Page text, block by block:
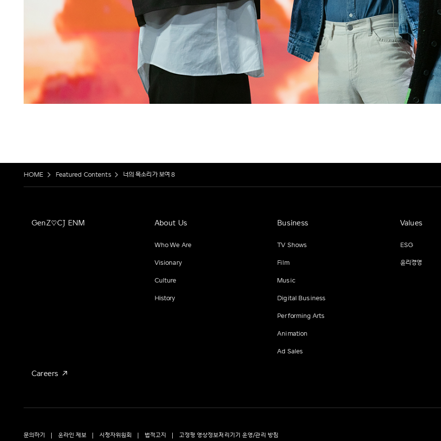
HOME Featured Contents 너의 목소리가 보여 8
GenZ♡CJ ENM About Us
Who We Are
Visionary
Culture
History
Business
TV Shows
Film
Music
Digital Business
Performing Arts
Animation
Ad Sales
Values
ESG
윤리경영
Careers
문의하기 온라인 제보 시청자위원회 법적고지 고정형 영상정보처리기기 운영/관리 방침